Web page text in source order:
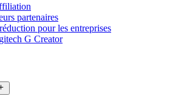
partenaires
pour les entreprises
G Creator